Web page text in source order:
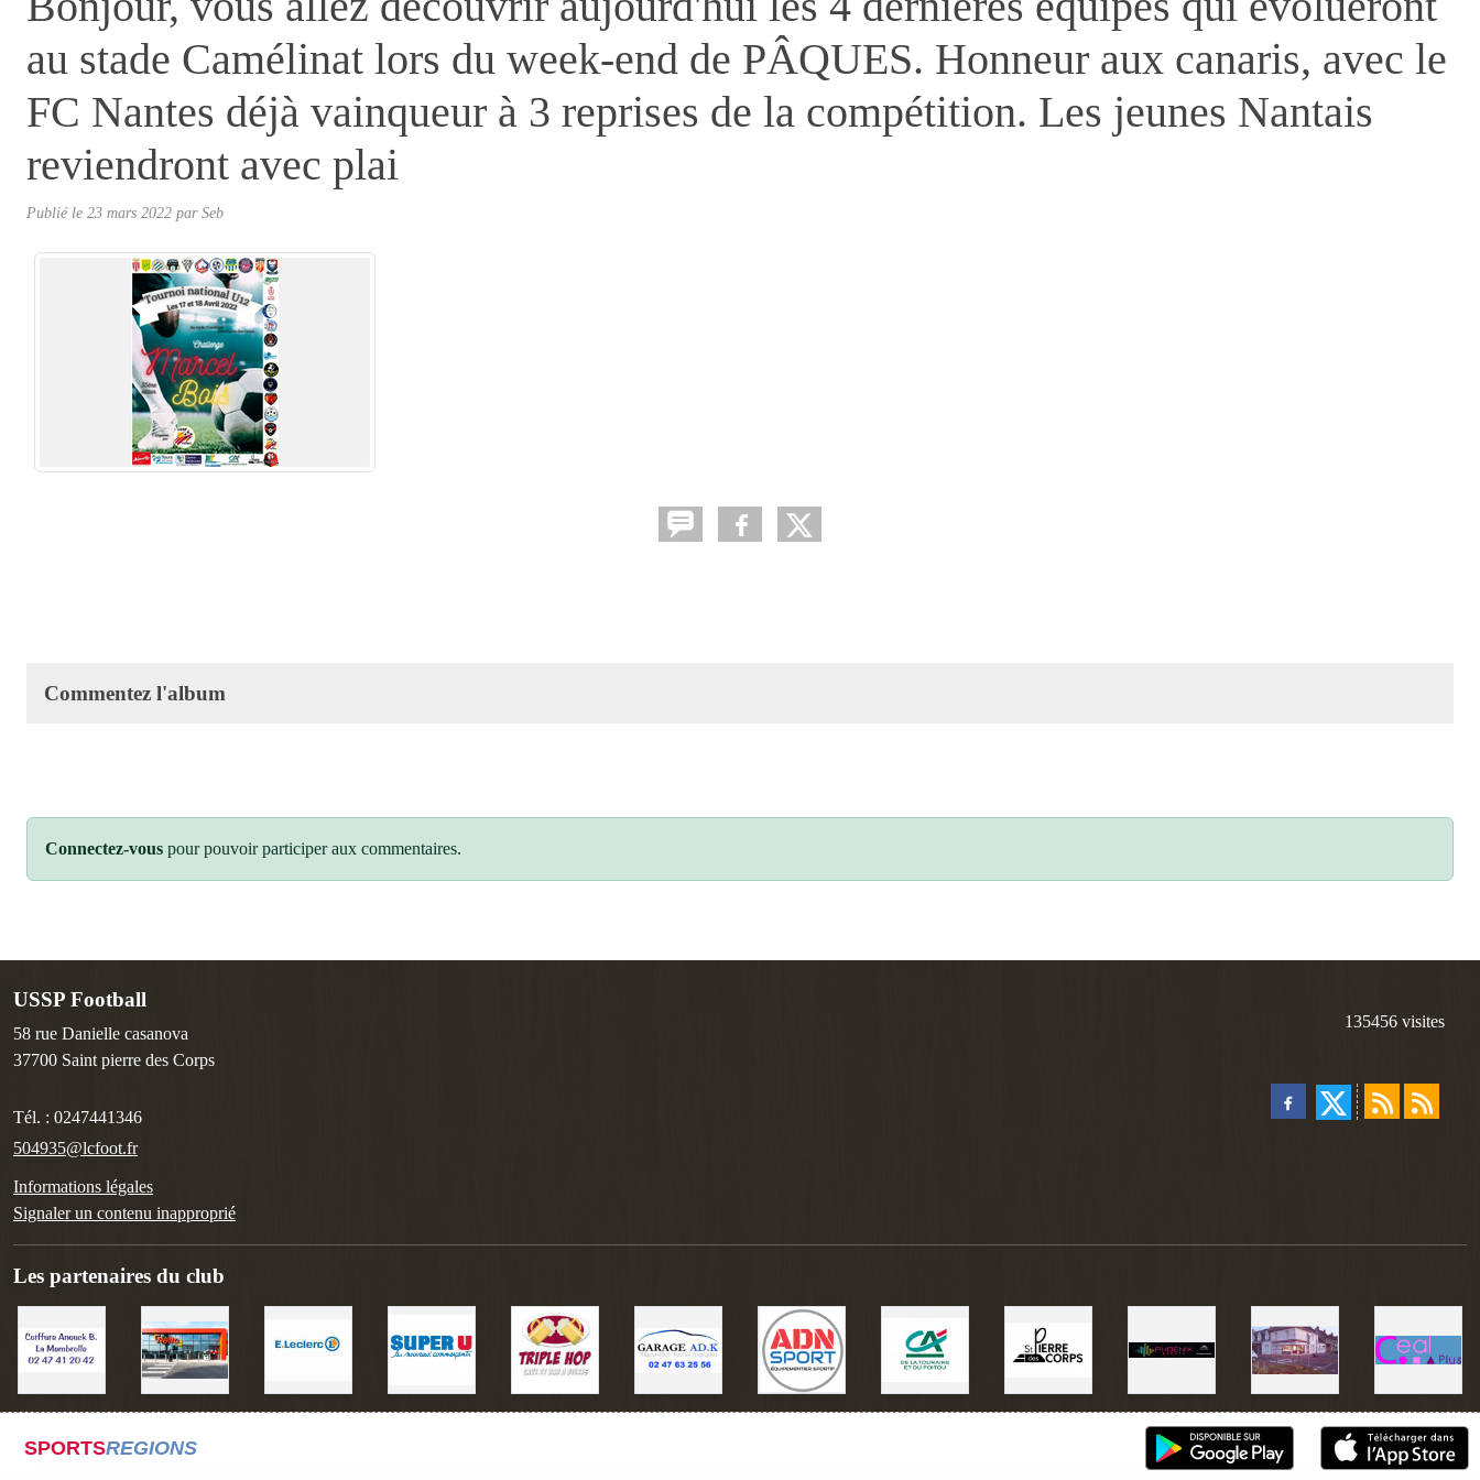
au stade Camélinat lors du week-end de PÂQUES. Honneur aux canaris, avec le
FC Nantes déjà vainqueur à 3 reprises de la compétition. Les jeunes Nantais
reviendront avec plai
Publié le 23 mars 2022 parSeb
Commentez l'album
Connectez-vous pour pouvoir participer aux commentaires.
USSP Football
58 rue Danielle casanova
37700 Saint pierre des Corps
Tél. : 0247441346
504935@lcfoot.fr
Informations légales
Signaler un contenu inapproprié
135456 visites
Les partenaires du club
SPORTSREGIONS